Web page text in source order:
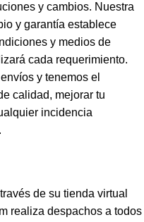
y cambios. Nuestra
y garantía establece
y medios de
cada requerimiento.
y tenemos el
calidad, mejorar tu
incidencia
de su tienda virtual
realiza despachos a todos